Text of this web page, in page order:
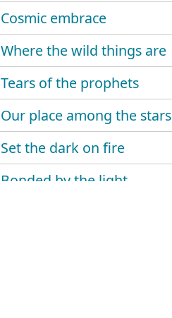
Cosmic embrace
Where the wild things are
Tears of the prophets
Our place among the stars
Set the dark on fire
Bonded by the light